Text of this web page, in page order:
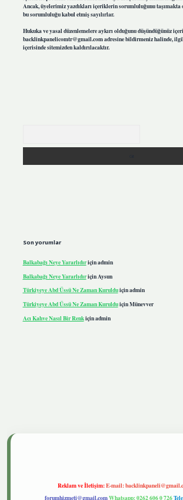
Ancak, üyelerimiz yazdıkları içeriklerin sorumluluğunu taşımakta
bu sorumluluğu kabul etmiş sayılırlar.
Hukuka ve yasal düzenlemelere aykırı olduğunu düşündüğünüz
backlinkpanelicomtr@gmail.comadresine bildirmeniz halinde,
içerisinde sitemizden kaldırılacaktır.
Son yorumlar
Balkabağı Neye Yararlıdıriçinadmin
Balkabağı Neye Yararlıdıriçin Aysun
Türkiyeye Abd Üssü Ne Zaman Kurulduiçinadmin
Türkiyeye Abd Üssü Ne Zaman KurulduiçinMünevver
Acı Kahve Nasıl Bir Renkiçinadmin
Reklam ve İletişim:E-mail:
forumhizmeti@gmail.comWhatsapp: 0262 606 0 726